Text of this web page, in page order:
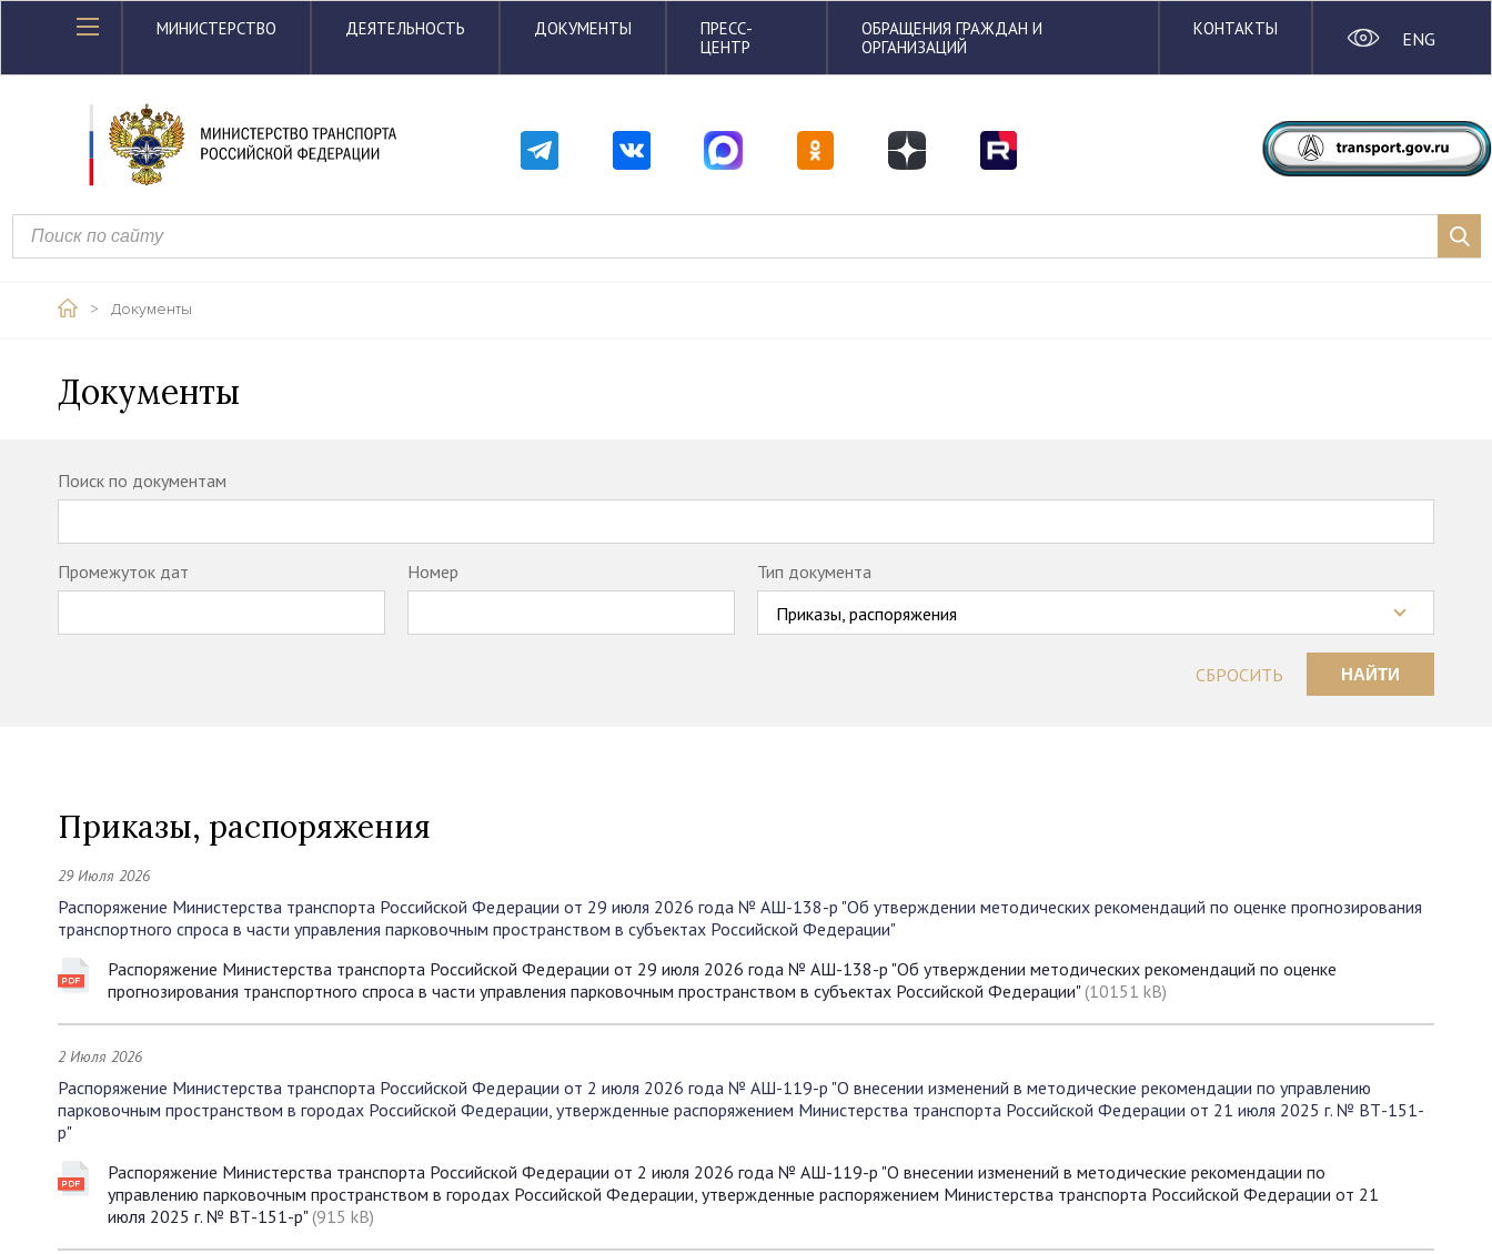
МИНИСТЕРСТВО ДЕЯТЕЛЬНОСТЬ ДОКУМЕНТЫ
ПРЕСС-
ЦЕНТР
ОБРАЩЕНИЯ ГРАЖДАН И
ОРГАНИЗАЦИЙ
КОНТАКТЫ ENG
> Документы
Документы
Поиск по документам
Промежуток дат Номер
Тип документа
Приказы, распоряжения
СБРОСИТЬ НАЙТИ
Приказы, распоряжения
29 Июля 2026
Распоряжение Министерства транспорта Российской Федерации от 29 июля 2026 года № АШ-138-р "Об утверждении методических рекомендаций по оценке прогнозирования
транспортного спроса в части управления парковочным пространством в субъектах Российской Федерации"
Распоряжение Министерства транспорта Российской Федерации от 29 июля 2026 года № АШ-138-р "Об утверждении методических рекомендаций по оценке
прогнозирования транспортного спроса в части управления парковочным пространством в субъектах Российской Федерации"(10151 kB)
2 Июля 2026
Распоряжение Министерства транспорта Российской Федерации от 2 июля 2026 года № АШ-119-р "О внесении изменений в методические рекомендации по управлению
парковочным пространством в городах Российской Федерации, утвержденные распоряжением Министерства транспорта Российской Федерации от 21 июля 2025 г. № ВТ-151-
р"
Распоряжение Министерства транспорта Российской Федерации от 2 июля 2026 года № АШ-119-р "О внесении изменений в методические рекомендации по
управлению парковочным пространством в городах Российской Федерации, утвержденные распоряжением Министерства транспорта Российской Федерации от 21
июля 2025 г. № ВТ-151-р"(915 kB)